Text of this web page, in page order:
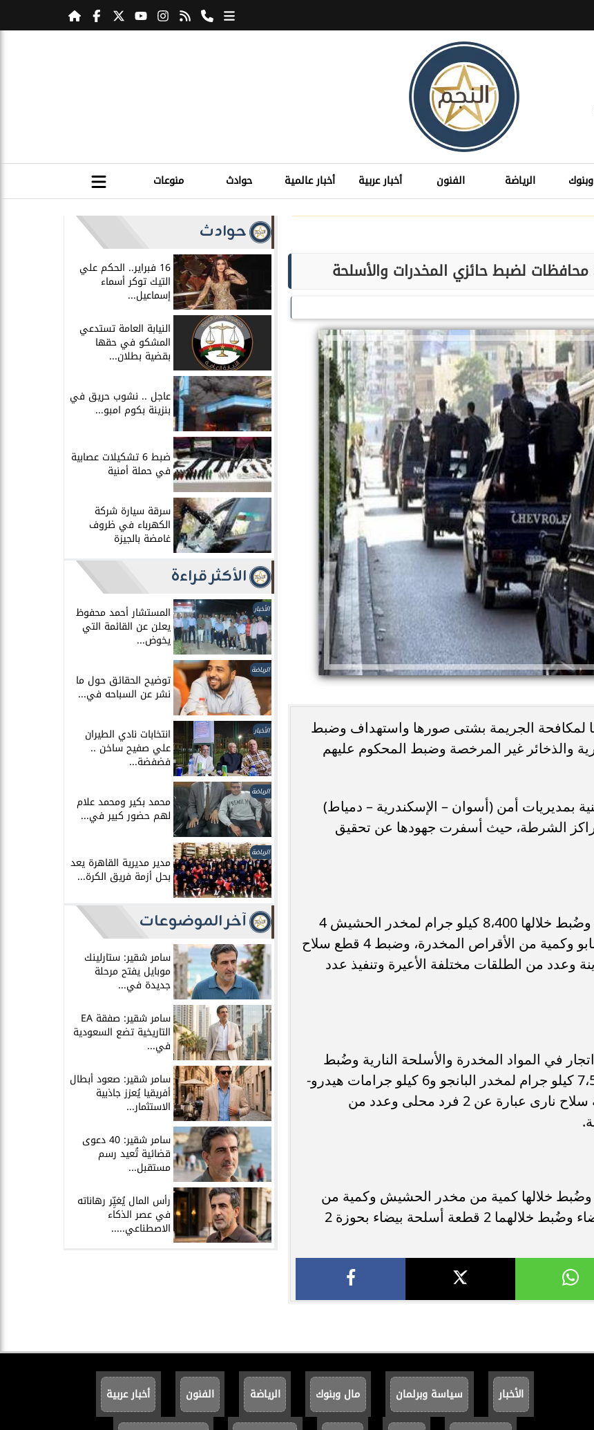
الرياضة الفنون أخبار عربية أخبار عالمية حوادث منوعات
لمكافحة الجريمة بشتى صورها واستهداف وضبط
والذخائر غير المرخصة وضبط المحكوم عليهم
بمديريات أمن (أسوان – الإسكندرية – دمياط)
الشرطة، حيث أسفرت جهودها عن تحقيق
ضبط عدد (5) قضية اتجار في المواد المخدرة وضُبط خلالها 8،400 كيلو جرام لمخدر الحشيش 4
كيلو جرامات لمخدر البانجو وكمية لمخدر الشابو وكمية من الأقراص المخدرة، وضبط 4 قطع سلاح
و3 فرد محلى وخزينة وعدد من الطلقات مختلفة الأعيرة وتنفيذ عدد
الأمنية من ضبط عدد 4 قضايا اتجار في المواد المخدرة والأسلحة النارية وضُبط
خلالها 7،400 كيلو جرام لمخدر الحشيش و7،500 كيلو جرام لمخدر البانجو و6 كيلو جرامات هيدرو-
كمية لمخدر الهيروي، إضافة إلى عدد 2 قطعة سلاح نارى عبارة عن 2 فرد محلى وعدد من
وضُبط خلالها كمية من مخدر الحشيش وكمية من
مخدر الهيروين،وضبط عدد 2 قضية أسلحة بيضاء وضُبط خلالهما 2 قطعة أسلحة بيضاء بحوزة 2
حوادث
16 فبراير.. الحكم علي
التيك توكر أسماء
إسماعيل...
النيابة العامة تستدعي
المشكو في حقها
بقضية بطلان...
عاجل .. نشوب حريق في
بنزينة بكوم امبو...
ضبط 6 تشكيلات عصابية
في حملة أمنية
سرقة سيارة شركة
الكهرباء في ظروف
غامضة بالجيزة
الأكثر قراءة
الأخبار المستشار أحمد محفوظ
يعلن عن القائمة التي
يخوض...
الرياضة
توضيح الحقائق حول ما
نشر عن السباحه في...
الأخبار انتخابات نادي الطيران
علي صفيح ساخن ..
فضفضة...
الرياضة
محمد بكير ومحمد علام
لهم حضور كبير في...
الرياضة
مدير مديرية القاهرة يعد
بحل أزمة فريق الكرة...
آخر الموضوعات
سامر شقير: ستارلينك
موبايل يفتح مرحلة
جديدة في...
سامر شقير: صفقة EA
التاريخية تضع السعودية
في...
سامر شقير: صعود أبطال
أفريقيا يُعزز جاذبية
الاستثمار...
سامر شقير: 40 دعوى
قضائية تُعيد رسم
مستقبل...
رأس المال يُغيِّر رهاناته
في عصر الذكاء
الاصطناعي.....
الأخبار سياسة وبرلمان مال وبنوك الرياضة الفنون أخبار عربية